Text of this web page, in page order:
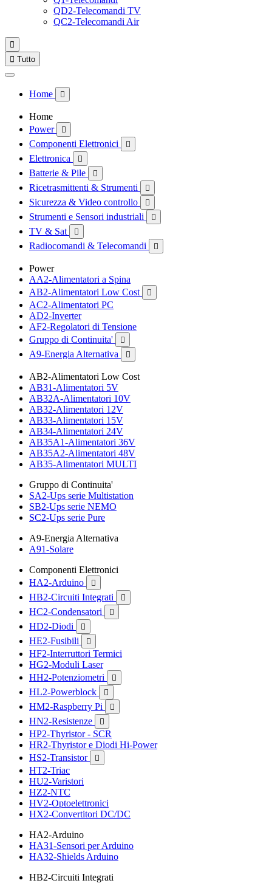
QD2-Telecomandi TV
QC2-Telecomandi Air

 Tutto
Home 
Home
Power

Componenti Elettronici 
Elettronica 
Batterie & Pile 
Ricetrasmittenti & Strumenti 
Sicurezza & Video controllo 
Strumenti e Sensori industriali 
TV & Sat 
Radiocomandi & Telecomandi 
Power
AA2-Alimentatori a Spina
AB2-Alimentatori Low Cost

AC2-Alimentatori PC
AD2-Inverter
AF2-Regolatori di Tensione
Gruppo di Continuita'

A9-Energia Alternativa 
AB2-Alimentatori Low Cost
AB31-Alimentatori 5V
AB32A-Alimentatori 10V
AB32-Alimentatori 12V
AB33-Alimentatori 15V
AB34-Alimentatori 24V
AB35A1-Alimentatori 36V
AB35A2-Alimentatori 48V
AB35-Alimentatori MULTI
Gruppo di Continuita'
SA2-Ups serie Multistation
SB2-Ups serie NEMO
SC2-Ups serie Pure
A9-Energia Alternativa
A91-Solare
Componenti Elettronici
HA2-Arduino

HB2-Circuiti Integrati 
HC2-Condensatori 
HD2-Diodi 
HE2-Fusibili 
HF2-Interruttori Termici
HG2-Moduli Laser
HH2-Potenziometri

HL2-Powerblock 
HM2-Raspberry Pi 
HN2-Resistenze 
HP2-Thyristor - SCR
HR2-Thyristor e Diodi Hi-Power
HS2-Transistor

HT2-Triac
HU2-Varistori
HZ2-NTC
HV2-Optoelettronici
HX2-Convertitori DC/DC
HA2-Arduino
HA31-Sensori per Arduino
HA32-Shields Arduino
HB2-Circuiti Integrati